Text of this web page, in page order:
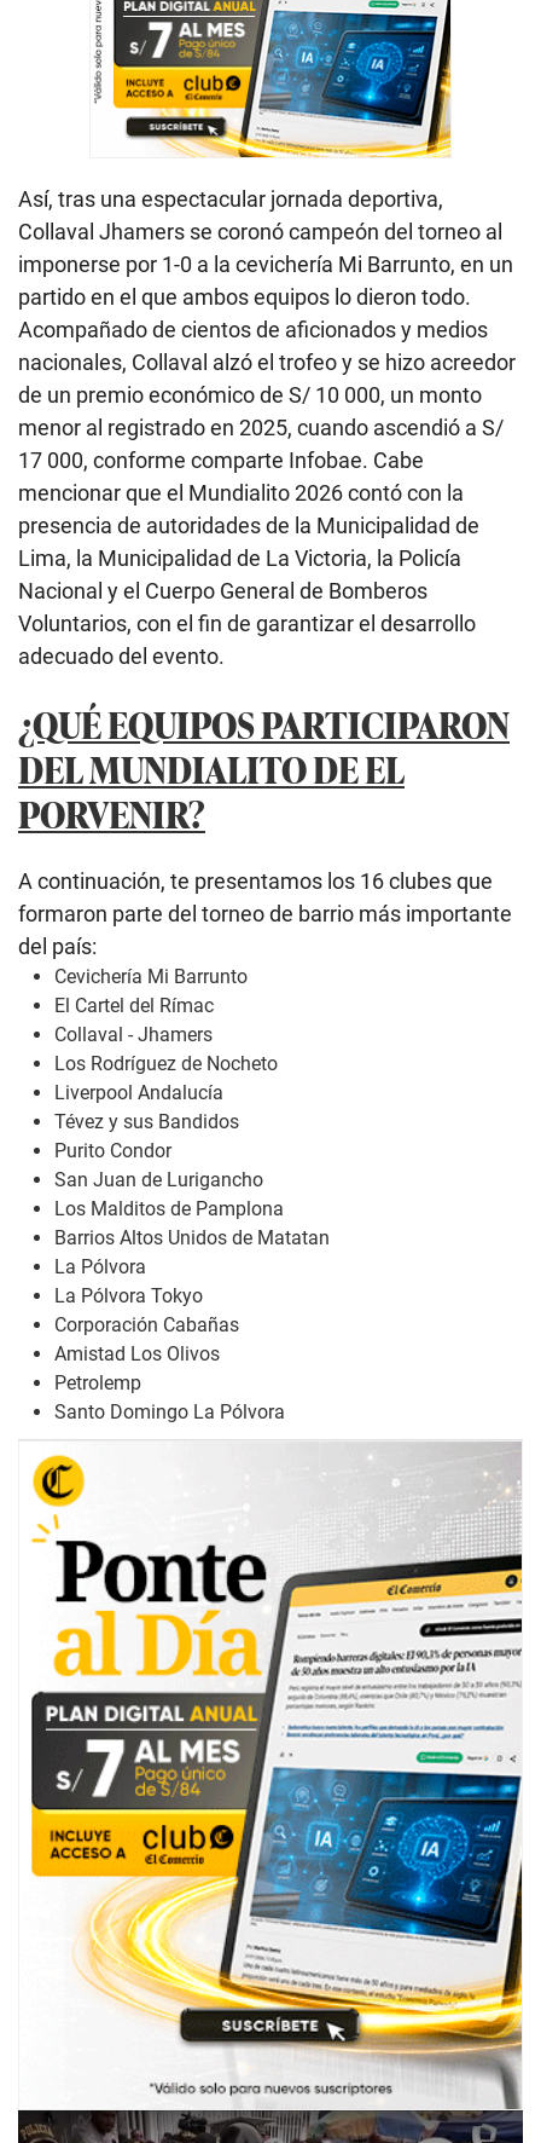
Así, tras una espectacular jornada deportiva,
Collaval Jhamers se coronó campeón del torneo al
imponerse por 1-0 a la cevichería Mi Barrunto, en un
partido en el que ambos equipos lo dieron todo.
Acompañado de cientos de aficionados y medios
nacionales, Collaval alzó el trofeo y se hizo acreedor
de un premio económico de S/ 10 000, un monto
menor al registrado en 2025, cuando ascendió a S/
17 000, conforme comparte Infobae. Cabe
mencionar que el Mundialito 2026 contó con la
presencia de autoridades de la Municipalidad de
Lima, la Municipalidad de La Victoria, la Policía
Nacional y el Cuerpo General de Bomberos
Voluntarios, con el fin de garantizar el desarrollo
adecuado del evento.
¿QUÉ EQUIPOS PARTICIPARON
DEL MUNDIALITO DE EL
PORVENIR?
A continuación, te presentamos los 16 clubes que
formaron parte del torneo de barrio más importante
del país:
Cevichería Mi Barrunto
El Cartel del Rímac
Collaval - Jhamers
Los Rodríguez de Nocheto
Liverpool Andalucía
Tévez y sus Bandidos
Purito Condor
San Juan de Lurigancho
Los Malditos de Pamplona
Barrios Altos Unidos de Matatan
La Pólvora
La Pólvora Tokyo
Corporación Cabañas
Amistad Los Olivos
Petrolemp
Santo Domingo La Pólvora